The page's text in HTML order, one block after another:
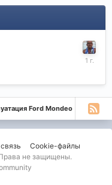
Ford Mondeo
Cookie-файлы
не защищены.